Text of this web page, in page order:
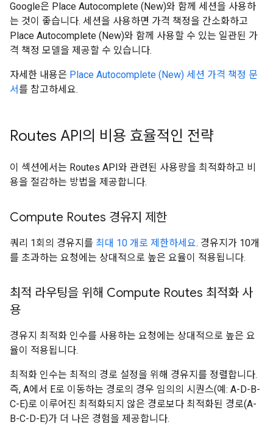
Google은 Place Autocomplete (New)와 함께 세션을 사용하
는 것이 좋습니다. 세션을 사용하면 가격 책정을 간소화하고
Place Autocomplete (New)와 함께 사용할 수 있는 일관된 가
격 책정 모델을 제공할 수 있습니다.
자세한 내용은 Place Autocomplete (New) 세션 가격 책정 문
서를 참고하세요.
Routes API의 비용 효율적인 전략
이 섹션에서는 Routes API와 관련된 사용량을 최적화하고 비
용을 절감하는 방법을 제공합니다.
Compute Routes 경유지 제한
쿼리 1회의 경유지를 최대 10 개로 제한하세요. 경유지가 10개
를 초과하는 요청에는 상대적으로 높은 요율이 적용됩니다.
최적 라우팅을 위해 Compute Routes 최적화 사
용
경유지 최적화 인수를 사용하는 요청에는 상대적으로 높은 요
율이 적용됩니다.
최적화 인수는 최적의 경로 설정을 위해 경유지를 정렬합니다.
즉, A에서 E로 이동하는 경로의 경우 임의의 시퀀스(예: A-D-B-
C-E)로 이루어진 최적화되지 않은 경로보다 최적화된 경로(A-
B-C-D-E)가 더 나은 경험을 제공합니다.